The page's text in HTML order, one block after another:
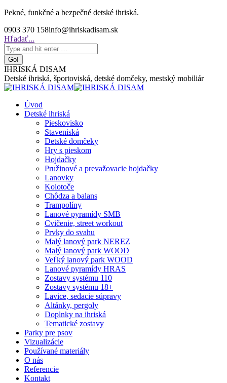
Skip
content
Pekné, funkčné a bezpečné detské ihriská.
0903 370 158info@ihriskadisam.sk
Search:
Hľadať...
IHRISKÁ DISAM
Detské ihriská, športoviská, detské domčeky, mestský mobiliár
Úvod
Detské ihriská
Pieskovisko
Staveniská
Detské domčeky
Hry s pieskom
Hojdačky
Pružinové a prevažovacie hojdačky
Lanovky
Kolotoče
Chôdza a balans
Trampolíny
Lanové pyramídy SMB
Cvičenie, street workout
Prvky do svahu
Malý lanový park NEREZ
Malý lanový park WOOD
Veľký lanový park WOOD
Lanové pyramídy HRAS
Zostavy systému 110
Zostavy systému 18+
Lavice, sedacie súpravy
Altánky, pergoly
Doplnky na ihriská
Tematické zostavy
Parky pre psov
Vizualizácie
Používané materiály
O nás
Referencie
Kontakt